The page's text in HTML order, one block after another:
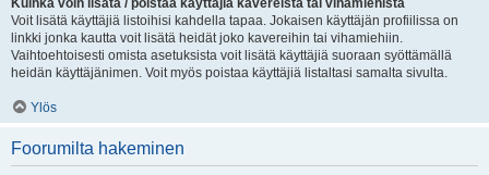
Kuinka voin lisätä / poistaa käyttäjiä kavereista tai vihamiehistä
Voit lisätä käyttäjiä listoihisi kahdella tapaa. Jokaisen käyttäjän profiilissa on
linkki jonka kautta voit lisätä heidät joko kavereihin tai vihamiehiin.
Vaihtoehtoisesti omista asetuksista voit lisätä käyttäjiä suoraan syöttämällä
heidän käyttäjänimen. Voit myös poistaa käyttäjiä listaltasi samalta sivulta.
Ylös
Foorumilta hakeminen